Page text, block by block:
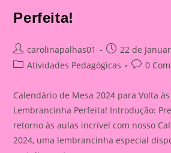
Perfeita!
Post
author:
carolinapalhas01
Post
published:
22 de
PostAtividades Pedagógicas
Post0
Calendário de Mesa 2024 para Volta
Lembrancinha Perfeita! Introdução:
retorno às aulas incrível com nosso
2024, uma lembrancinha especial